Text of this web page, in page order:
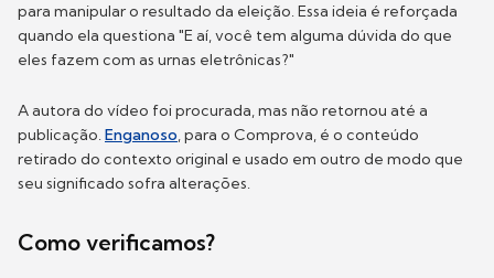
para manipular o resultado da eleição. Essa ideia é reforçada
quando ela questiona "E aí, você tem alguma dúvida do que
eles fazem com as urnas eletrônicas?"
A autora do vídeo foi procurada, mas não retornou até a
publicação.Enganoso, para o Comprova, é o conteúdo
retirado do contexto original e usado em outro de modo que
seu significado sofra alterações.
Como verificamos?